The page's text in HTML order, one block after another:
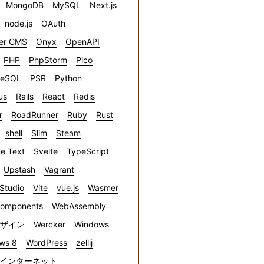
MongoDB MySQL
Next.js
node.js
OAuth
CMS
Onyx
OpenAPI
PHP
PhpStorm
Pico
PSR
Python
Rails React
Redis
RoadRunner Ruby
Rust
shell
Slim
Steam
Text
Svelte
TypeScript
Upstash
Vagrant
Vite vue.js
Wasmer
WebAssembly
イン
Wercker
Windows
8
WordPress
zellij
ンターネット